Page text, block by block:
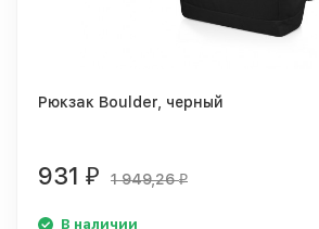
Рюкзак Boulder, черный
931 ₽ 1 949,26₽
В наличии